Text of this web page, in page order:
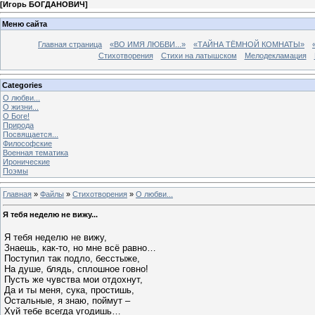
[Игорь БОГДАНОВИЧ]
Меню сайта
Главная страница «ВО ИМЯ ЛЮБВИ...» «ТАЙНА ТЁМНОЙ КОМНАТЫ»
Стихотворения
Стихи на латышском Мелодекламация
Categories
О любви...
О жизни...
О Боге!
Природа
Посвящается...
Философские
Военная тематика
Иронические
Поэмы
Главная » Файлы » Стихотворения » О любви...
Я тебя неделю не вижу...
Я тебя неделю не вижу,
Знаешь, как-то, но мне всё равно…
Поступил так подло, бесстыже,
На душе, блядь, сплошное говно!
Пусть же чувства мои отдохнут,
Да и ты меня, сука, простишь,
Остальные, я знаю, поймут –
Хуй тебе всегда угодишь…